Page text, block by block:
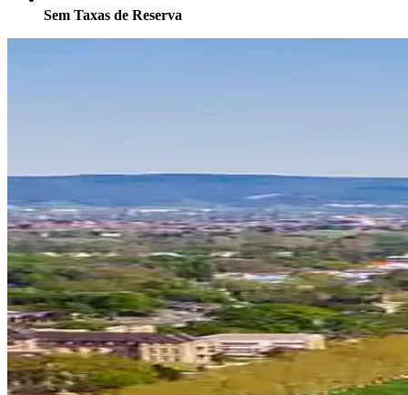
Sem Taxas de Reserva